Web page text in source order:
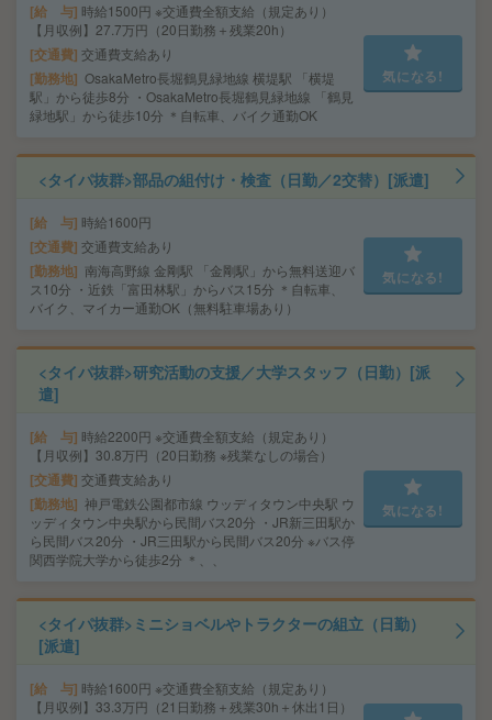
給 与 時給1500円 ※交通費全額支給（規定あり）
【月収例】27.7万円（20日勤務＋残業20h）
交通費 交通費支給あり
勤務地 OsakaMetro長堀鶴見緑地線 横堤駅 「横堤
駅」から徒歩8分 ・OsakaMetro長堀鶴見緑地線 「鶴見
緑地駅」から徒歩10分 ＊自転車、バイク通勤OK
気になる!
<タイパ抜群>部品の組付け・検査（日勤／2交替）[派遣]
給 与 時給1600円
交通費 交通費支給あり
勤務地
南海高野線 金剛駅 「金剛駅」から無料送迎バ
ス10分 ・近鉄「富田林駅」からバス15分 ＊自転車、
バイク、マイカー通勤OK（無料駐車場あり）
気になる!
<タイパ抜群>研究活動の支援／大学スタッフ（日勤）[派
遣]
給 与 時給2200円 ※交通費全額支給（規定あり）
【月収例】30.8万円（20日勤務 ※残業なしの場合）
交通費 交通費支給あり
勤務地 神戸電鉄公園都市線 ウッディタウン中央駅 ウ
ッディタウン中央駅から民間バス20分 ・JR新三田駅か
ら民間バス20分 ・JR三田駅から民間バス20分 ※バス停
関西学院大学から徒歩2分 ＊、、
気になる!
<タイパ抜群>ミニショベルやトラクターの組立（日勤）
[派遣]
給 与 時給1600円 ※交通費全額支給（規定あり）
【月収例】33.3万円（21日勤務＋残業30h＋休出1日）